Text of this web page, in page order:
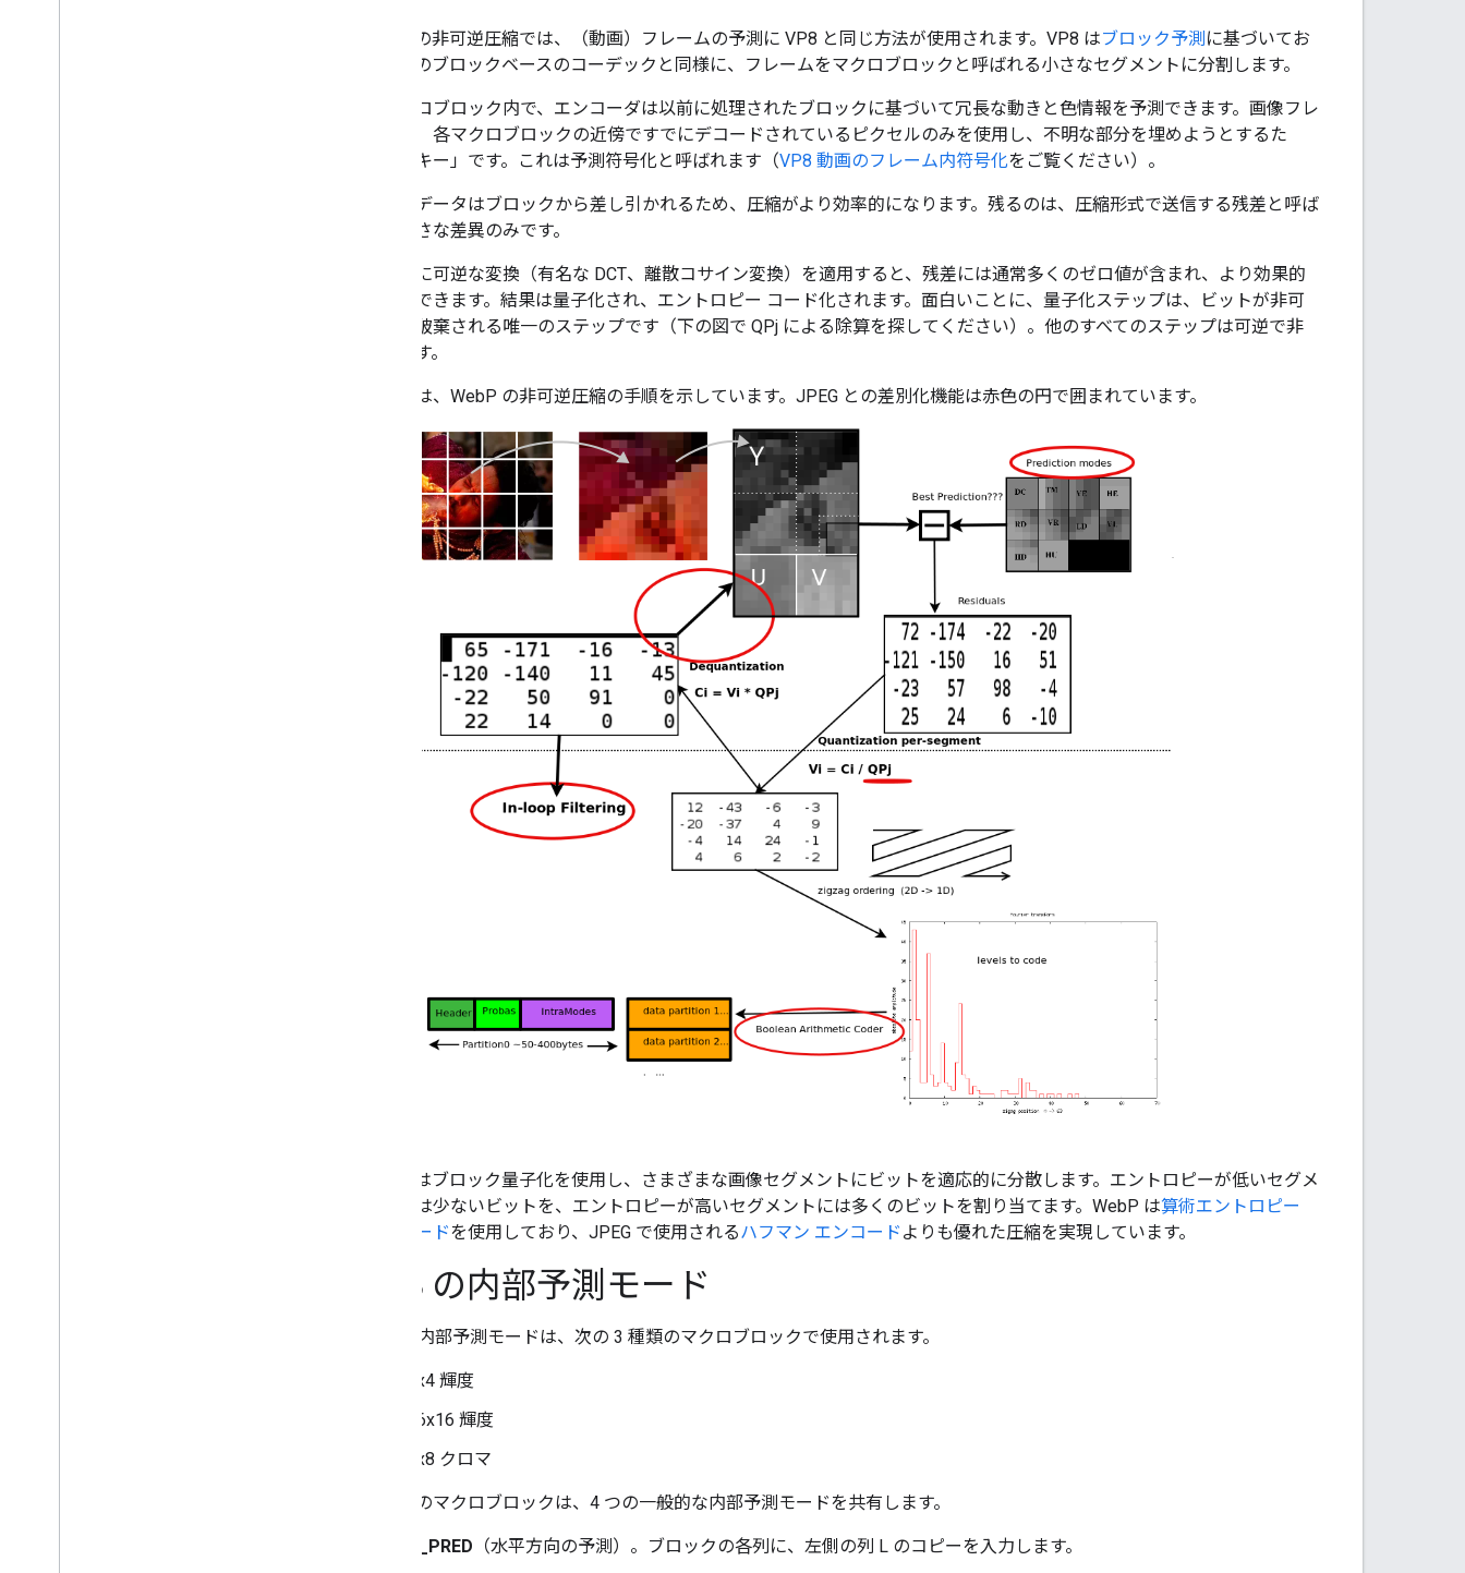
WebP の非可逆圧縮では、（動画）フレームの予測に VP8 と同じ方法が使用されます。VP8 はブロック予測 に基づいてお
り、他のブロックベースのコーデックと同様に、フレームをマクロブロックと呼ばれる小さなセグメントに分割します。
各マクロブロック内で、エンコーダは以前に処理されたブロックに基づいて冗長な動きと色情報を予測できます。画像フレ
ームは、各マクロブロックの近傍ですでにデコードされているピクセルのみを使用し、不明な部分を埋めようとするた
め、「キー」です。これは予測符号化と呼ばれます（VP8 動画のフレーム内符号化をご覧ください）。
冗長なデータはブロックから差し引かれるため、圧縮がより効率的になります。残るのは、圧縮形式で送信する残差と呼ば
れる小さな差異のみです。
数学的に可逆な変換（有名な DCT、離散コサイン変換）を適用すると、残差には通常多くのゼロ値が含まれ、より効果的
に圧縮できます。結果は量子化され、エントロピー コード化されます。面白いことに、量子化ステップは、ビットが非可
逆的に破棄される唯一のステップです（下の図で QPj による除算を探してください）。他のすべてのステップは可逆で非
破壊です。
次の図は、WebP の非可逆圧縮の手順を示しています。JPEG との差別化機能は赤色の円で囲まれています。
WebP はブロック量子化を使用し、さまざまな画像セグメントにビットを適応的に分散します。エントロピーが低いセグメ
ントには少ないビットを、エントロピーが高いセグメントには多くのビットを割り当てます。WebP は算術エントロピー
エンコードを使用しており、JPEG で使用されるハフマン エンコード よりも優れた圧縮を実現しています。
VP8 の内部予測モード
VP8 の内部予測モードは、次の 3 種類のマクロブロックで使用されます。
4x4 輝度
16x16 輝度
8x8 クロマ
これらのマクロブロックは、4 つの一般的な内部予測モードを共有します。
H_PRED （水平方向の予測）。ブロックの各列に、左側の列 L のコピーを入力します。